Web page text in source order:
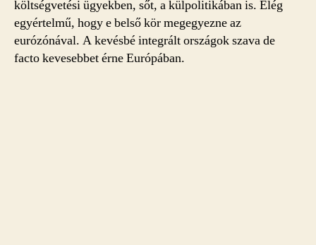
költségvetési ügyekben, sőt, a külpolitikában is. Elég
egyértelmű, hogy e belső kör megegyezne az
eurózónával. A kevésbé integrált országok szava de
facto kevesebbet érne Európában.